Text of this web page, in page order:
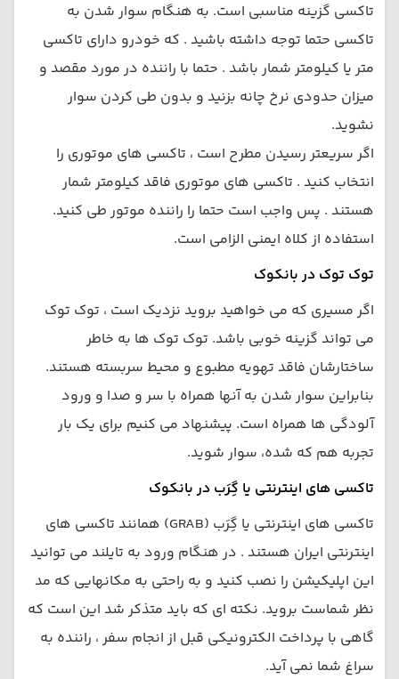
تاکسی گزینه مناسبی است. به هنگام سوار شدن به
تاکسی حتما توجه داشته باشید . که خودرو دارای تاکسی
متر یا کیلومتر شمار باشد . حتما با راننده در مورد مقصد و
میزان حدودی نرخ چانه بزنید و بدون طی کردن سوار
نشوید.
اگر سریعتر رسیدن مطرح است ، تاکسی های موتوری را
انتخاب کنید . تاکسی های موتوری فاقد کیلومتر شمار
هستند . پس واجب است حتما را راننده موتور طی کنید.
استفاده از کلاه ایمنی الزامی است.
توک توک در بانکوک
اگر مسیری که می خواهید بروید نزدیک است ، توک توک
می تواند گزینه خوبی باشد. توک توک ها به خاطر
ساختارشان فاقد تهویه مطبوع و محیط سربسته هستند.
بنابراین سوار شدن به آنها همراه با سر و صدا و ورود
آلودگی ها همراه است. پیشنهاد می کنیم برای یک بار
تجربه هم که شده، سوار شوید.
تاکسی های اینترنتی یا گِرَب در بانکوک
تاکسی های اینترنتی یا گِرَب (GRAB) همانند تاکسی های
اینترنتی ایران هستند . در هنگام ورود به تایلند می توانید
این اپلیکیشن را نصب کنید و به راحتی به مکانهایی که مد
نظر شماست بروید. نکته ای که باید متذکر شد این است که
گاهی با پرداخت الکترونیکی قبل از انجام سفر ، راننده به
سراغ شما نمی آید.